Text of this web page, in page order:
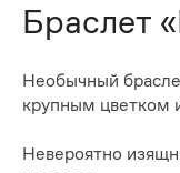
Браслет
Необычный
крупным цветком
Невероятно